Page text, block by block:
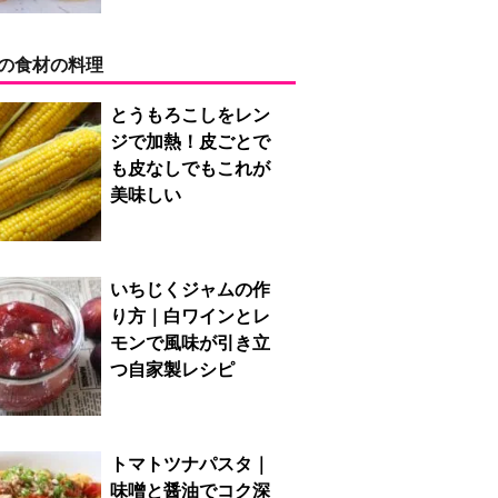
食材の料理
とうもろこしをレン
ジで加熱！皮ごとで
も皮なしでもこれが
美味しい
いちじくジャムの作
り方｜白ワインとレ
モンで風味が引き立
つ自家製レシピ
トマトツナパスタ｜
味噌と醤油でコク深